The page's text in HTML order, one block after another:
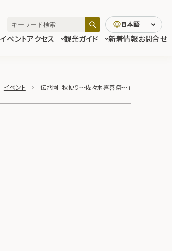
イベントアクセス 観光ガイド 新着情報お問合せ
日本語
イベント 伝承園「秋便り～佐々木喜善祭～」